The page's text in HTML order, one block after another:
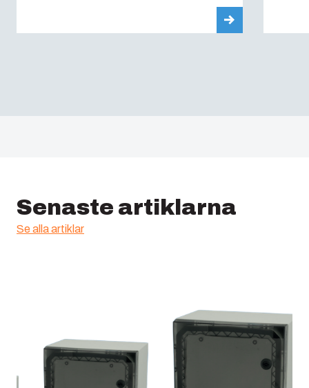
Senaste artiklarna
Se alla artiklar